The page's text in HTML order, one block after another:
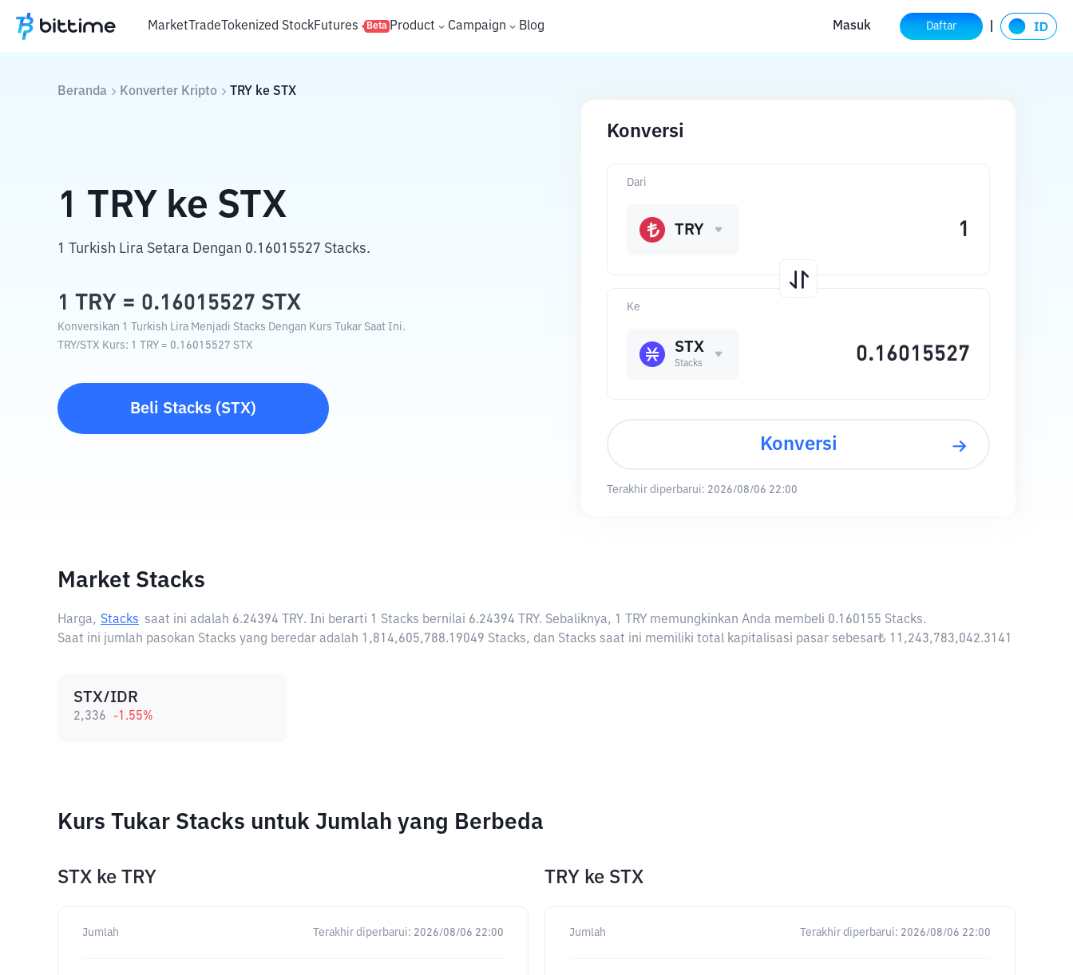
MarketTradeTokenized StockFutures Beta Product Campaign Blog Masuk Daftar
Beranda Konverter Kripto TRY ke STX
1 TRY ke STX
1 Turkish Lira Setara Dengan 0.16015527 Stacks.
1 TRY = 0.16015527 STX
Konversikan 1 Turkish Lira Menjadi Stacks Dengan Kurs Tukar Saat Ini.
TRY/STX Kurs: 1 TRY = 0.16015527 STX
Beli Stacks (STX)
Konversi
Ke
STX
Stacks
Dari
TRY
Konversi
Terakhir diperbarui: 2026/08/06 22:00
Market Stacks
Harga, Stacks saat ini adalah 6.24394 TRY. Ini berarti 1 Stacks bernilai 6.24394 TRY. Sebaliknya, 1 TRY memungkinkan Anda membeli 0.160155 Stacks.
Saat ini jumlah pasokan Stacks yang beredar adalah 1,814,605,788.19049 Stacks, dan Stacks saat ini memiliki total kapitalisasi pasar sebesar₺ 11,243,783,042.3141
STX/IDR
2,336 -1.55%
Kurs Tukar Stacks untuk Jumlah yang Berbeda
STX ke TRY
Jumlah Terakhir diperbarui: 2026/08/06 22:00
TRY ke STX
Jumlah Terakhir diperbarui: 2026/08/06 22:00